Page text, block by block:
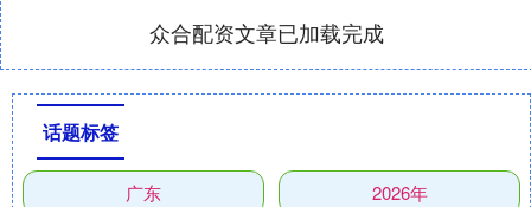
众合配资文章已加载完成
话题标签
广东 2026年